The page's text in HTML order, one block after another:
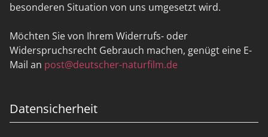
besonderen Situation von uns umgesetzt wird.
Möchten Sie von Ihrem Widerrufs- oder
Widerspruchsrecht Gebrauch machen, genügt eine E-
Mail an post@deutscher-naturfilm.de
Datensicherheit